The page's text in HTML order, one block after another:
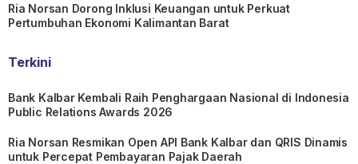
Ria Norsan Dorong Inklusi Keuangan untuk Perkuat
Pertumbuhan Ekonomi Kalimantan Barat
Terkini
Bank Kalbar Kembali Raih Penghargaan Nasional di Indonesia
Public Relations Awards 2026
Ria Norsan Resmikan Open API Bank Kalbar dan QRIS Dinamis
untuk Percepat Pembayaran Pajak Daerah